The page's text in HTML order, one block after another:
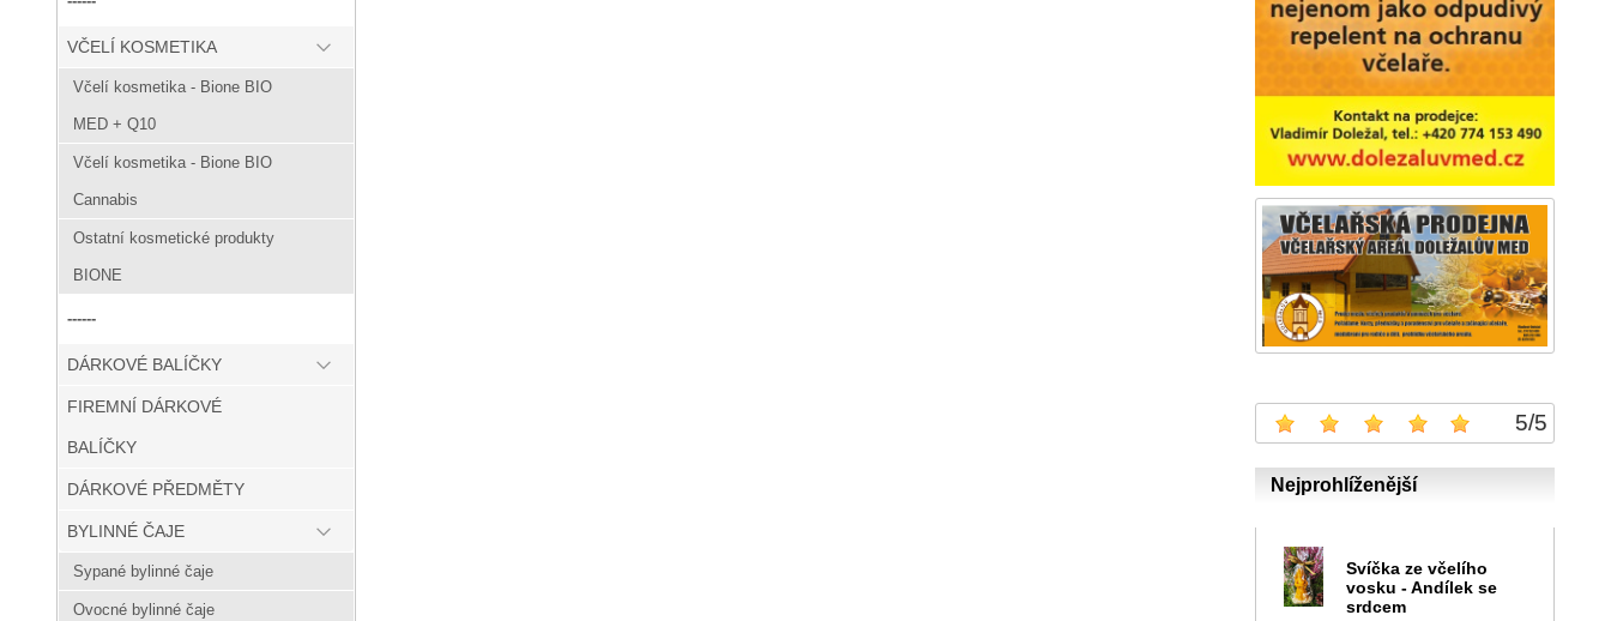
VČELÍ KOSMETIKA
Včelí kosmetika - Bione BIO
MED + Q10
Včelí kosmetika - Bione BIO
Cannabis
Ostatní kosmetické produkty
BIONE
------
DÁRKOVÉ BALÍČKY
FIREMNÍ DÁRKOVÉ
BALÍČKY
DÁRKOVÉ PŘEDMĚTY
BYLINNÉ ČAJE
Sypané bylinné čaje
Ovocné bylinné čaje
5/5
Nejprohlíženější
Svíčka ze včelího
vosku - Andílek se
srdcem